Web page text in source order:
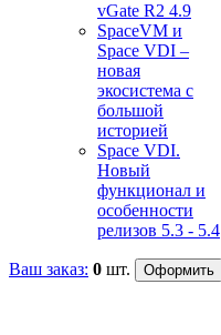
vGate R2 4.9
SpaceVM и
Space VDI –
новая
экосистема с
большой
историей
Space VDI.
Новый
функционал и
особенности
релизов 5.3 - 5.4
Ваш заказ: 0 шт.